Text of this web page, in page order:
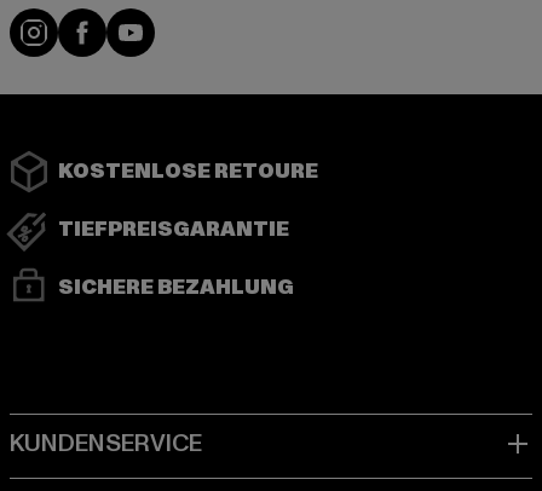
Instagram
FacebookYouTube
KOSTENLOSE RETOURE
TIEFPREISGARANTIE
SICHERE BEZAHLUNG